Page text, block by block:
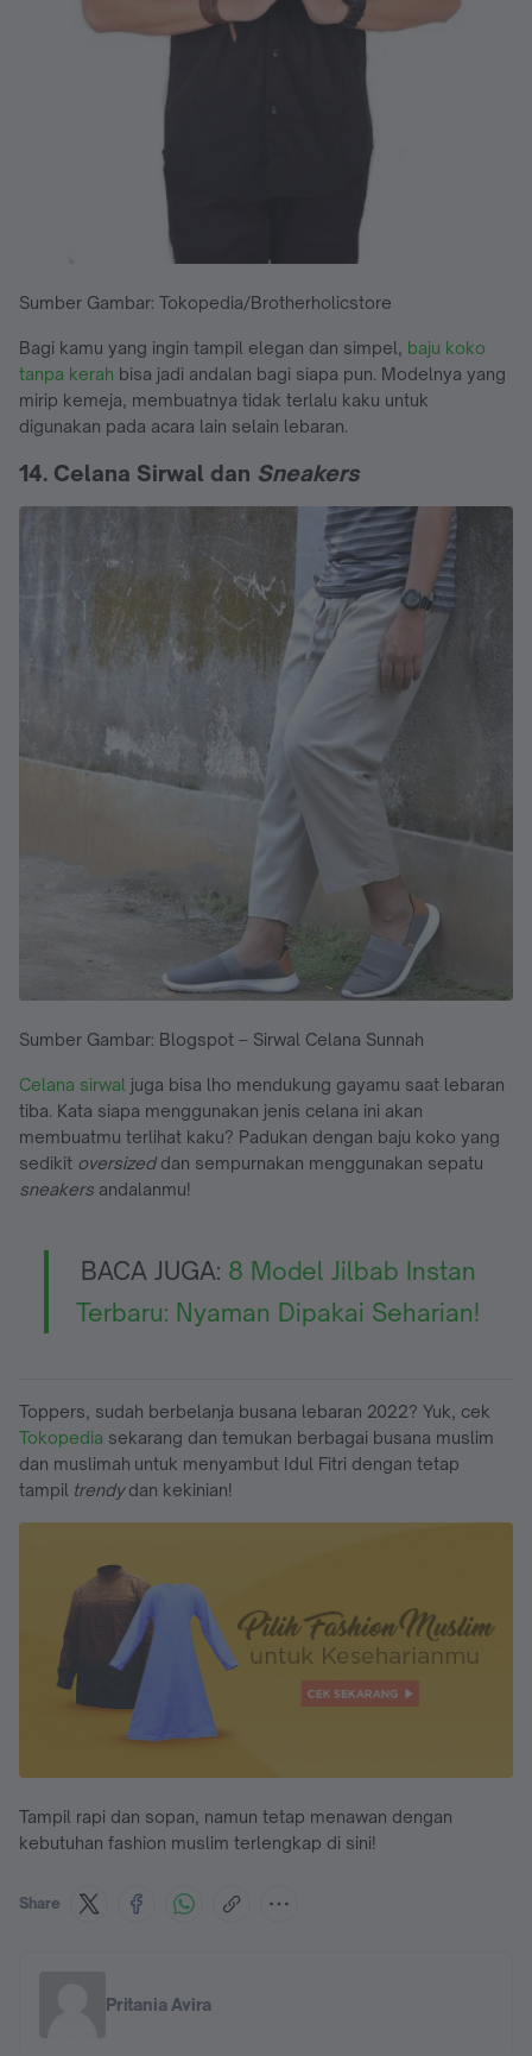
Sumber Gambar: Tokopedia/Brotherholicstore
Bagi kamu yang ingin tampil elegan dan simpel, baju koko
tanpa kerah bisa jadi andalan bagi siapa pun. Modelnya yang
mirip kemeja, membuatnya tidak terlalu kaku untuk
digunakan pada acara lain selain lebaran.
14. Celana Sirwal dan Sneakers
Sumber Gambar: Blogspot – Sirwal Celana Sunnah
Celana sirwal juga bisa lho mendukung gayamu saat lebaran
tiba. Kata siapa menggunakan jenis celana ini akan
membuatmu terlihat kaku? Padukan dengan baju koko yang
sedikit oversizeddan sempurnakan menggunakan sepatu
sneakers andalanmu!
BACA JUGA: 8 Model Jilbab Instan
Terbaru: Nyaman Dipakai Seharian!
Toppers, sudah berbelanja busana lebaran 2022? Yuk, cek
Tokopedia sekarang dan temukan berbagai busana muslim
dan muslimah untuk menyambut Idul Fitri dengan tetap
tampil trendydan kekinian!
Tampil rapi dan sopan, namun tetap menawan dengan
kebutuhan fashion muslim terlengkap di sini!
Share
Pritania Avira